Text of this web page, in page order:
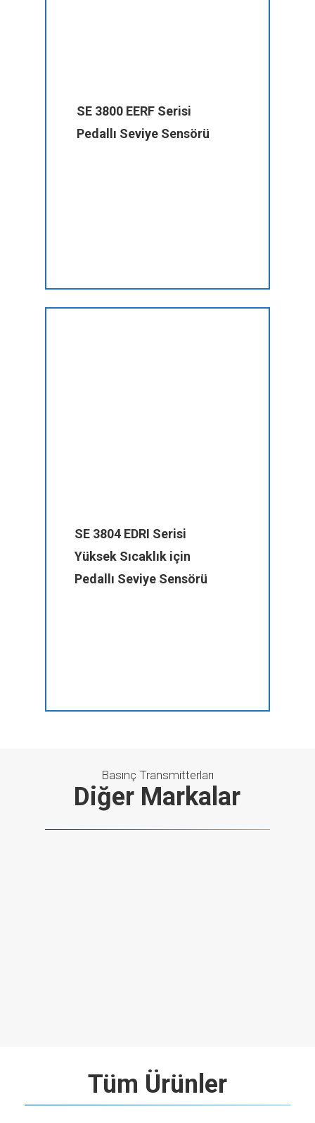
SE 3800 EERF Serisi
Pedallı Seviye Sensörü
SE 3804 EDRI Serisi
Yüksek Sıcaklık için
Pedallı Seviye Sensörü
Basınç Transmitterları
Diğer Markalar
Tüm Ürünler